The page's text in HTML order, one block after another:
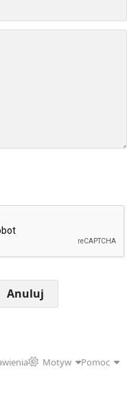
Anuluj
Motyw
Pomoc